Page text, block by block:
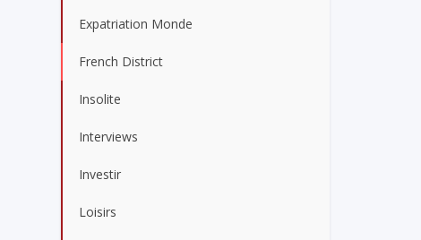
Expatriation Monde
French District
Insolite
Interviews
Investir
Loisirs